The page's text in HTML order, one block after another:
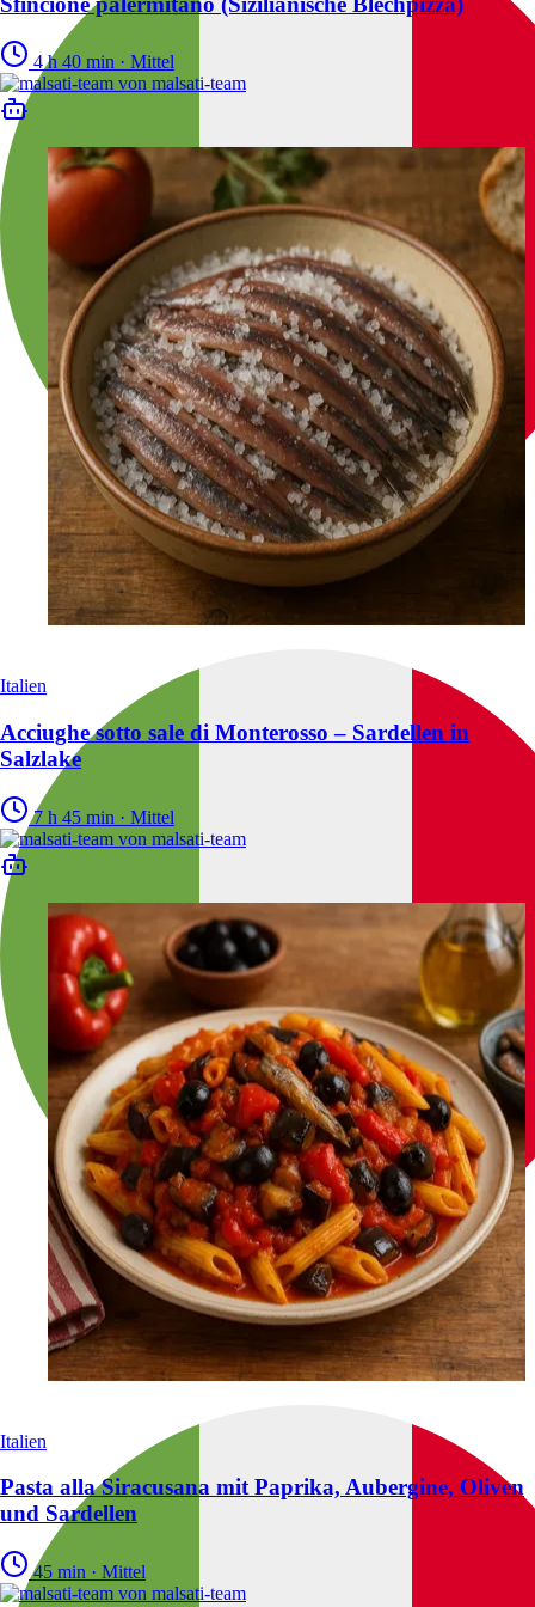
4 h 40 min · Mittel
von malsati-team
Italien
Acciughe sotto sale di Monterosso – Sardellen in
Salzlake
7 h 45 min · Mittel
von malsati-team
Italien
Pasta alla Siracusana mit Paprika, Aubergine, Oliven
und Sardellen
45 min · Mittel
von malsati-team